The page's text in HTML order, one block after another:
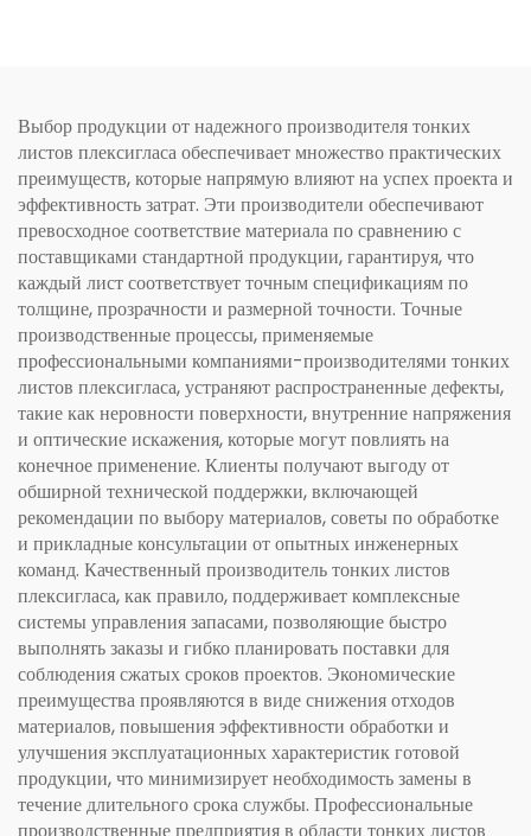
Выбор продукции от надежного производителя тонких
листов плексигласа обеспечивает множество практических
преимуществ, которые напрямую влияют на успех проекта и
эффективность затрат. Эти производители обеспечивают
превосходное соответствие материала по сравнению с
поставщиками стандартной продукции, гарантируя, что
каждый лист соответствует точным спецификациям по
толщине, прозрачности и размерной точности. Точные
производственные процессы, применяемые
профессиональными компаниями-производителями тонких
листов плексигласа, устраняют распространенные дефекты,
такие как неровности поверхности, внутренние напряжения
и оптические искажения, которые могут повлиять на
конечное применение. Клиенты получают выгоду от
обширной технической поддержки, включающей
рекомендации по выбору материалов, советы по обработке
и прикладные консультации от опытных инженерных
команд. Качественный производитель тонких листов
плексигласа, как правило, поддерживает комплексные
системы управления запасами, позволяющие быстро
выполнять заказы и гибко планировать поставки для
соблюдения сжатых сроков проектов. Экономические
преимущества проявляются в виде снижения отходов
материалов, повышения эффективности обработки и
улучшения эксплуатационных характеристик готовой
продукции, что минимизирует необходимость замены в
течение длительного срока службы. Профессиональные